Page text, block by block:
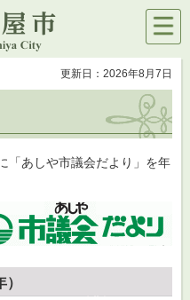
メニ
ュー
更新日：2026年8月7日
「あしや市議会だより」を年